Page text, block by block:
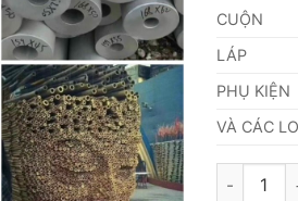
CUỘN
LÁP
PHỤ KIỆN
VÀ CÁC
Ống Inox